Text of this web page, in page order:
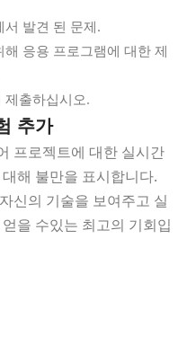
서 발견 된 문제.
응용 프로그램에 대한 제
제출하십시오.
추가
프로젝트에 대한 실시간
해 불만을 표시합니다.
신의 기술을 보여주고 실
을 수있는 최고의 기회입